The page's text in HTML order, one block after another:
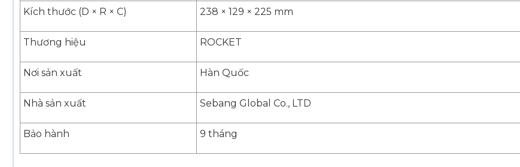
Kích thước (D × R × C) 238 × 129 × 225 mm
Thương hiệu ROCKET
Nơi sản xuất Hàn Quốc
Nhà sản xuất Sebang Global Co., LTD
Bảo hành 9 tháng